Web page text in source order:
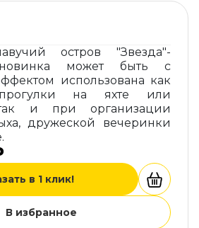
остров "Звезда"-
новинка может быть с
использована как
на яхте или
так и при организации
дружеской вечеринки
в 1 клик!
В избранное